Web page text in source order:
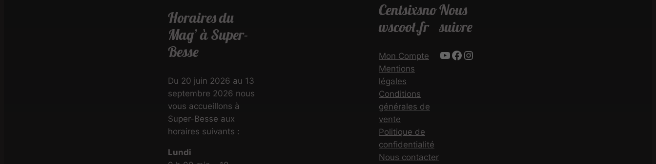
Horaires du
Mag’ à Super-
Besse
Du 20 juin 2026 au 13
septembre 2026 nous
vous accueillons à
Super-Besse aux
horaires suivants :
Lundi
Centsixsno
wscoot.fr
Mon Compte
Mentions
légales
Conditions
générales de
vente
Politique de
confidentialité
Nous contacter
Nous
suivre
YouTube Facebook Instagram